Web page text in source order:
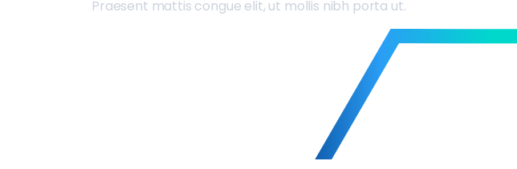
Praesent mattis congue elit, ut mollis nibh porta ut.